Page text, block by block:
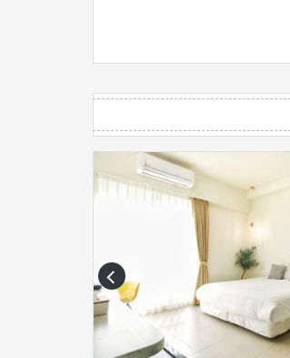
■ 請自行保管個人貴重物品
■ 嚴禁任何酗酒、喧講、轟趴
償。
■ 請勿自行佈置房間，若墙
■ 設備損壞賠償費用，冷氣/電
■ 響應環保減塑，房間內不
■ 為維護良好睡眠及度假品
■ 嚴禁在房內、陽台用火烹
■ 房間內熱水壺/吹風機屬於
■ 請珍惜水資源，若同時多
【攜帶寵物入住須知】
■ 寵物住宿費：中.小型寵物
■ 大型寵物：1000元/隻/晚
prev